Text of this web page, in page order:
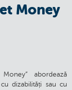
Money
abordează
dizabilități sau cu